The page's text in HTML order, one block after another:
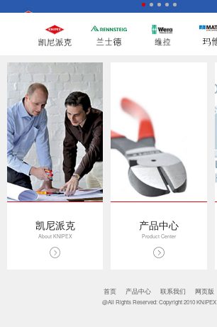
凯尼派克
About KNIPEX
产品中心
Product Center
首页 产品中心 联系我们 网页版
@All Rights Reserved: Copyright 2010 KNIPEX